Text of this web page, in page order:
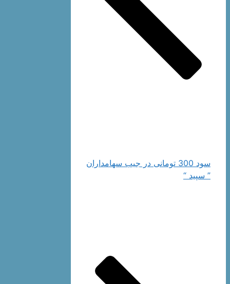
سود 300 تومانی در جیب سهامداران
” سپید “